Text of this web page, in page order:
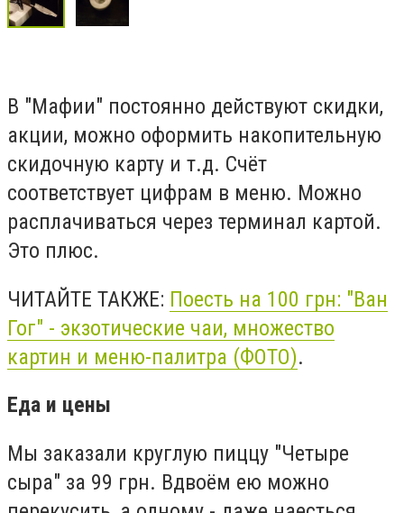
В "Мафии" постоянно действуют скидки,
акции, можно оформить накопительную
скидочную карту и т.д. Счёт
соответствует цифрам в меню. Можно
расплачиваться через терминал картой.
Это плюс.
ЧИТАЙТЕ ТАКЖЕ: Поесть на 100 грн: "Ван
Гог" - экзотические чаи, множество
картин и меню-палитра (ФОТО).
Еда и цены
Мы заказали круглую пиццу "Четыре
сыра" за 99 грн. Вдвоём ею можно